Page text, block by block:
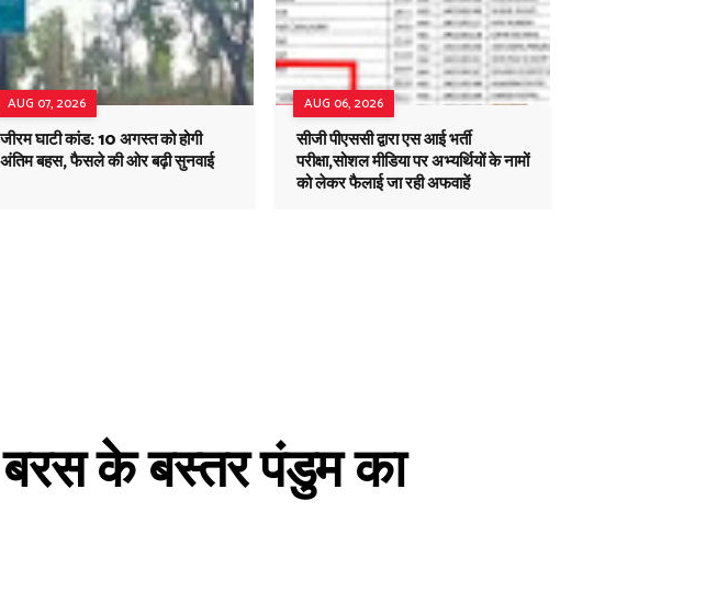
AUG 07, 2026
जीरम घाटी कांड: 10 अगस्त को होगी
अंतिम बहस, फैसले की ओर बढ़ी सुनवाई
AUG 06, 2026
सीजी पीएससी द्वारा एस आई भर्ती
परीक्षा,सोशल मीडिया पर अभ्यर्थियों के नामों
को लेकर फैलाई जा रही अफवाहें
के बस्तर पंडुम का